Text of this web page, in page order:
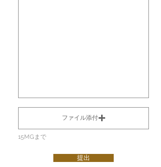
ファイル添付
15MGまで
提出